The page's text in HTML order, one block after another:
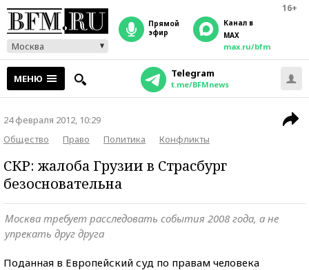
16+
Москва
прямой
эфир
Канал в
MAX
max.ru/bfm
МЕНЮ Telegram
t.me/BFMnews
24 февраля 2012, 10:29
Общество
Право Политика Конфликты
СКР: жалоба Грузии в Страсбург
безосновательна
Москва требует расследовать события 2008 года, а не
упрекать друг друга
Поданная в Европейский суд по правам человека